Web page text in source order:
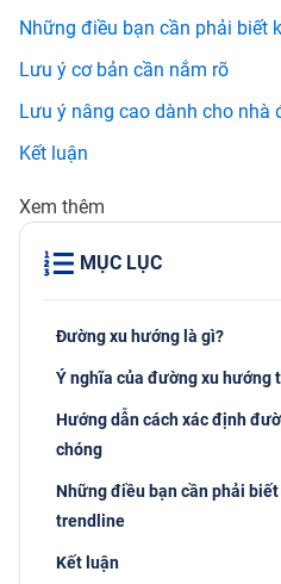
Những điều bạn cần phải biết
Lưu ý cơ bản cần nắm rõ
Lưu ý nâng cao dành cho nhà
Kết luận
Xem thêm
MỤC LỤC
Đường xu hướng là gì?
Ý nghĩa của đường xu hướng
Hướng dẫn cách xác định
chóng
Những điều bạn cần phải
trendline
Kết luận